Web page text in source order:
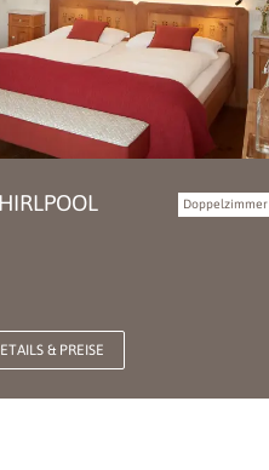
Doppelzimmer
& PREISE